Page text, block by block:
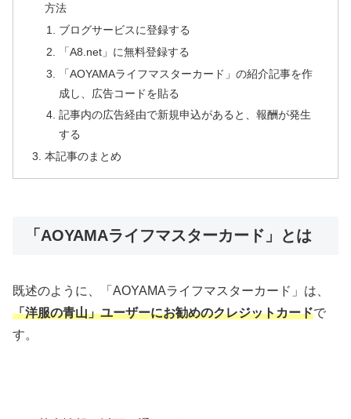
方法
ブログサービスに登録する
「A8.net」に無料登録する
「AOYAMAライフマスターカード」の紹介記事を作
成し、広告コードを貼る
記事内の広告経由で新規申込があると、報酬が発生
する
本記事のまとめ
「AOYAMAライフマスターカード」とは
既述のように、「AOYAMAライフマスターカード」は、
「洋服の青山」ユーザーにお勧めのクレジットカードで
す。